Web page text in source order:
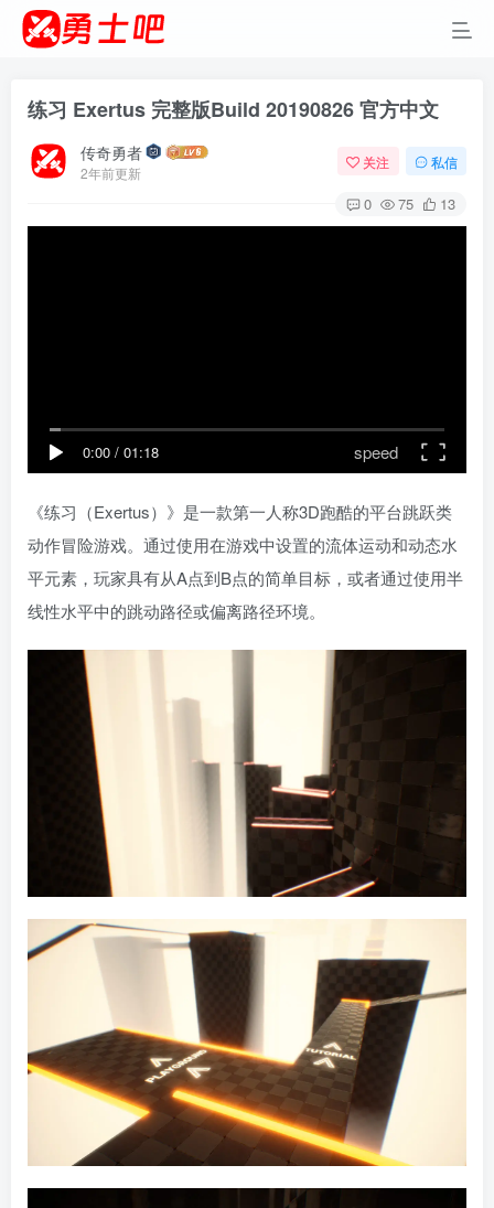
练习 Exertus 完整版Build 20190826 官方中文
传奇勇者
2年前更新
关注 私信
0 75 13
0:00 / 01:18 speed
《练习（Exertus）》是一款第一人称3D跑酷的平台跳跃类
动作冒险游戏。通过使用在游戏中设置的流体运动和动态水
平元素，玩家具有从A点到B点的简单目标，或者通过使用半
线性水平中的跳动路径或偏离路径环境。